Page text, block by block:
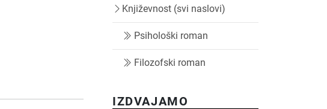
Književnost (svi naslovi)
Psihološki roman
Filozofski roman
IZDVAJAMO